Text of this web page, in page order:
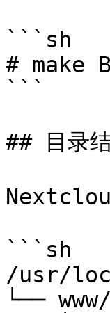
```sh
# make
```
## 目录
```sh
/usr/
└── www/